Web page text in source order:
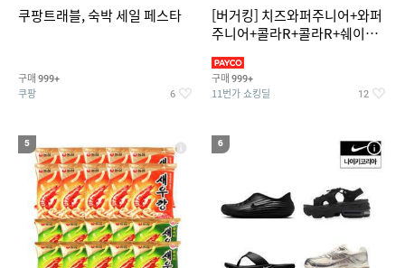
쿠팡트래블, 숙박 세일 페스타
구매 999+
쿠팡 6
[버거킹] 치즈와퍼주니어+와퍼
주니어+콜라R+콜라R+쉐이킹
구매 999+
11번가 쇼킹딜 12
5 6